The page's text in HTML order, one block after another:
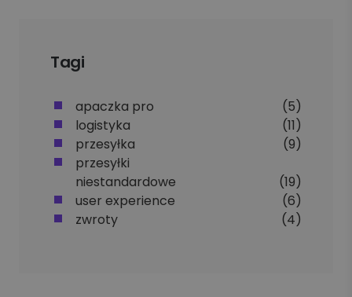
Tagi
apaczka pro
(5)
logistyka
(11)
przesyłka
(9)
przesyłki
niestandardowe
(19)
user experience
(6)
zwroty
(4)